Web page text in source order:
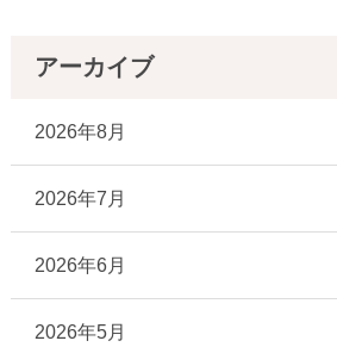
アーカイブ
2026年8月
2026年7月
2026年6月
2026年5月